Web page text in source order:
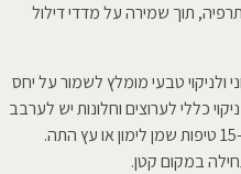
תוך שמירה על מדדי דילול
ולניקוי טבעי מומלץ לשמור על יחס
כללי לערוצים וחלונות יש לערבב
250 מ"ל מים עם 60 מ"ל חומץ לבן ו-10–15 טיפות שמן לימון או עץ התה.
במקום קטן.